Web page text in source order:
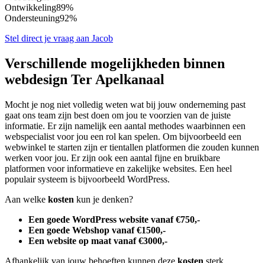
Ontwikkeling89%
Ondersteuning92%
Stel direct je vraag aan Jacob
Verschillende mogelijkheden binnen
webdesign Ter Apelkanaal
Mocht je nog niet volledig weten wat bij jouw onderneming past
gaat ons team zijn best doen om jou te voorzien van de juiste
informatie. Er zijn namelijk een aantal methodes waarbinnen een
webspecialist voor jou een rol kan spelen. Om bijvoorbeeld een
webwinkel te starten zijn er tientallen platformen die zouden kunnen
werken voor jou. Er zijn ook een aantal fijne en bruikbare
platformen voor informatieve en zakelijke websites. Een heel
populair systeem is bijvoorbeeld WordPress.
Aan welke kosten kun je denken?
Een goede WordPress website vanaf €750,-
Een goede Webshop vanaf €1500,-
Een website op maat vanaf €3000,-
Afhankelijk van jouw behoeften kunnen deze kosten sterk